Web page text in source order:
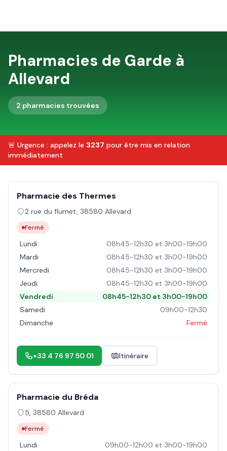
Pharmacies de Garde à
Allevard
2 pharmacies trouvées
🚨 Urgence : appelez le 3237 pour être mis en relation
immédiatement
Pharmacie des Thermes
2 rue du flumet, 38580 Allevard
Fermé
Lundi
08h45-12h30 et 3h00-19h00
Mardi
08h45-12h30 et 3h00-19h00
Mercredi
08h45-12h30 et 3h00-19h00
Jeudi
08h45-12h30 et 3h00-19h00
Vendredi
08h45-12h30 et 3h00-19h00
Samedi
09h00-12h30
Dimanche
Fermé
+33 4 76 97 50 01 Itinéraire
Pharmacie du Bréda
5, 38580 Allevard
Fermé
Lundi
09h00-12h00 et 3h00-19h00